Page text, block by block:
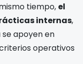
tiempo, el
internas,
apoyen en
operativos